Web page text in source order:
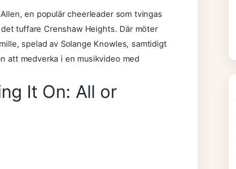
en populär cheerleader som tvingas
tuffare Crenshaw Heights. Där möter
spelad av Solange Knowles, samtidigt
att medverka i en musikvideo med
It On: All or